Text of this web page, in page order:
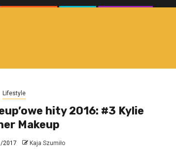
Lifestyle
hity 2016: #3 Kylie
Makeup
2017 Kaja Szumiło